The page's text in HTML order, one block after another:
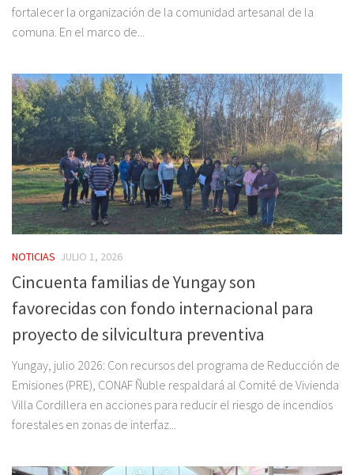
fortalecer la organización de la comunidad artesanal de la
comuna. En el marco de...
NOTICIAS JULIO 1, 2026
Cincuenta familias de Yungay son
favorecidas con fondo internacional para
proyecto de silvicultura preventiva
Yungay, julio 2026: Con recursos del programa de Reducción de
Emisiones (PRE), CONAF Ñuble respaldará al Comité de Vivienda
Villa Cordillera en acciones para reducir el riesgo de incendios
forestales en zonas de interfaz...